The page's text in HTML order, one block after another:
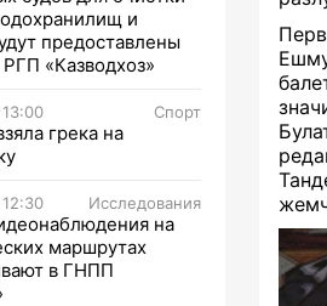
и
предоставлены
«Казводхоз»
Спорт
грека на
Исследования
на
маршрутах
в ГНПП